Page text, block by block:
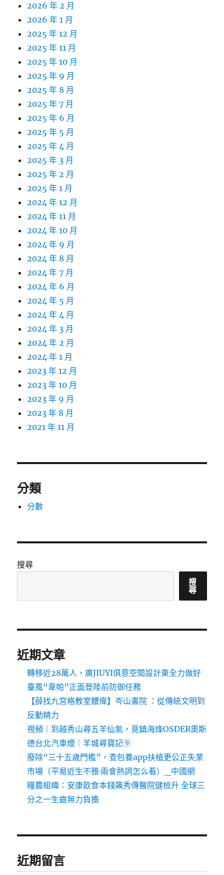
2026 年 2 月
2026 年 1 月
2025 年 12 月
2025 年 11 月
2025 年 10 月
2025 年 9 月
2025 年 8 月
2025 年 7 月
2025 年 6 月
2025 年 5 月
2025 年 4 月
2025 年 3 月
2025 年 2 月
2025 年 1 月
2024 年 12 月
2024 年 11 月
2024 年 10 月
2024 年 9 月
2024 年 8 月
2024 年 7 月
2024 年 6 月
2024 年 5 月
2024 年 4 月
2024 年 3 月
2024 年 2 月
2024 年 1 月
2023 年 12 月
2023 年 10 月
2023 年 9 月
2023 年 8 月
2021 年 11 月
分類
分數
搜尋
搜
尋
近期文章
轉移近28萬人，廣JIUYI俱意空間設計東全力做好
臺風“韋帕”正面登陸前防御任務
【薛找九宮格教室體偉】岑山書院 ：從傳統文明到
反動精力
視頻｜到越秀山尋五羊仙氣，覓鎮海烽OSDER奧斯
德台北汽車煙｜羊城尋寶記⑨
廢除“三十五歲門檻”，查包養app扶植更公正失業
市場（平易近生不雅·兩會熱詞怎么看）_中國網
糧農組織：安康飲食本錢飆秀傳醫院健檢升 全球三
分之一生齒無力負擔
近期留言